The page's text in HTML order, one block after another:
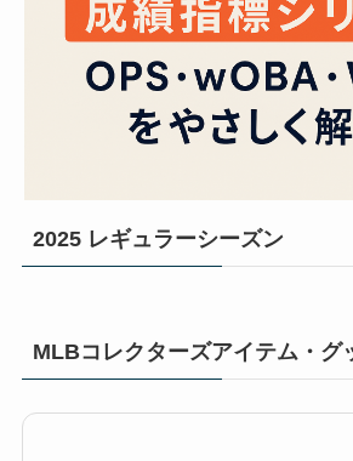
2025 レギュラーシーズン
MLBコレクターズアイテム・グ